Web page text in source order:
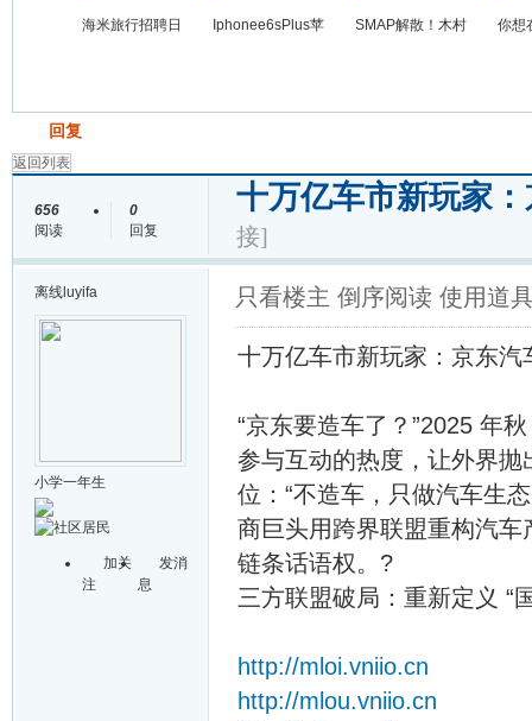
海米旅行招聘日 Iphonee6sPlus苹 SMAP解散！木村 你想
回复
返回列表
656
阅读
0
回复
十万亿车市新玩家
接]
离线 luyifa
小学一年生
加关
注
发消
息
只看楼主 倒序阅读 使用道
十万亿车市新玩家：京东汽
“京东要造车了？”2025 年
参与互动的热度，让外界
位：“不造车，只做汽车生
商巨头用跨界联盟重构汽
链条话语权。?
三方联盟破局：重新定义 “
http://mloi.vniio.cn
http://mlou.vniio.cn